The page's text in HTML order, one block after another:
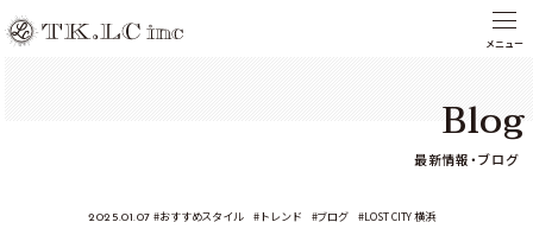
Blog
最新情報・ブログ
2025.01.07 おすすめスタイル トレンド ブログ LOST CITY 横浜